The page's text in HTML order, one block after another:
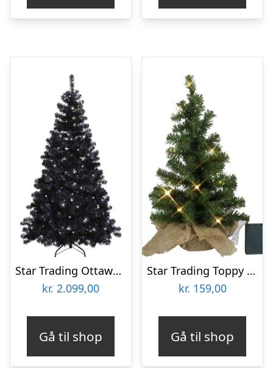
Star Trading Ottawa kunstigt juletræ med lys, sort
kr. 2.099,00
Gå til shop
Star Trading Toppy kunstigt juletræ med lys, 40 cm
kr. 159,00
Gå til shop